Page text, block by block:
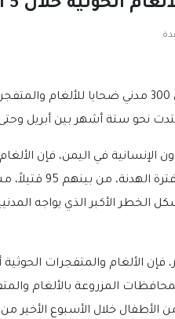
كشفت الأمم المتحدة عن سقوط أكثر من 300 مدني
نحو ستة أشهر بين أبريل
في اليمن، فإن الألغام
تسببت في مقتل وإصابة 343
الخطر الأكبر الذي يواجه
المزروعة بالألغام